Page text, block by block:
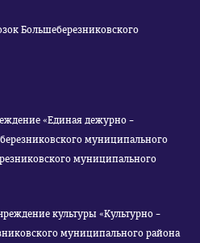
Большеберезниковского
«Единая дежурно –
муниципального
муниципального
муниципального района